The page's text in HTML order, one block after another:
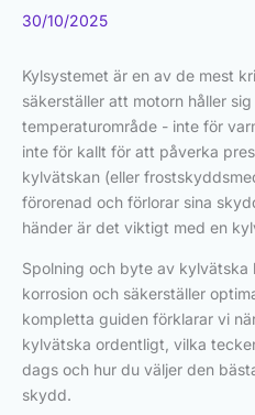
30/10/2025
Kylsystemet är en av de mest
säkerställer att motorn håller
temperaturområde - inte för
inte för kallt för att påverka
kylvätskan (eller
förorenad och förlorar sina
händer är det viktigt med en
Spolning och byte av kylvätska
korrosion och säkerställer
kompletta guiden förklarar vi
kylvätska ordentligt, vilka
dags och hur du väljer den
skydd.